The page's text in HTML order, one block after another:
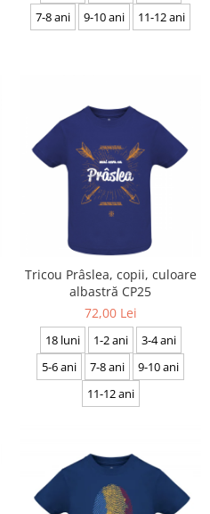
7-8 ani
9-10 ani 11-12 ani
Tricou Prâslea, copii, culoare
albastră CP25
72,00 Lei
18 luni 1-2 ani
3-4 ani
5-6 ani
7-8 ani
9-10 ani
11-12 ani